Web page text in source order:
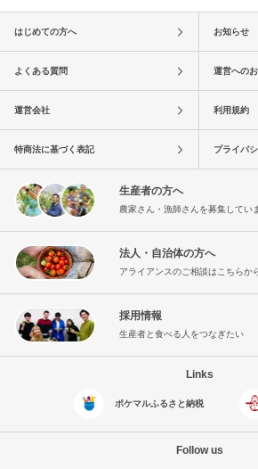
はじめての方へ お知らせ
よくある質問 運営への
運営会社 利用規約
特商法に基づく表記 プライバ
生産者の方へ
農家さん・漁師さんを募集してい
法人・自治体の方へ
アライアンスのご相談はこちらか
採用情報
生産者と食べる人をつなぎたい
Links
ポケマルふるさと納税
Follow us